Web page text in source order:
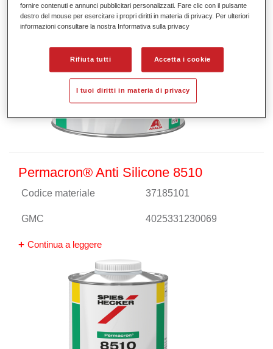
Permacron® Anti Silicone 8510
Codice materiale 37185101
GMC 4025331230069
Continua a leggere
fornire contenuti e annunci pubblicitari personalizzati. Fare clic con il pulsante
destro del mouse per esercitare i propri diritti in materia di privacy. Per ulteriori
informazioni consultare la nostra Informativa sulla privacy
Rifiuta tutti Accetta i cookie
I tuoi diritti in materia di privacy